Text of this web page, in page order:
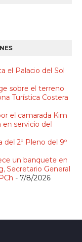
el Palacio del Sol
sobre el terreno
Turística Costera
el camarada Kim
servicio del
2º Pleno del 9º
un banquete en
Secretario General
- 7/8/2026